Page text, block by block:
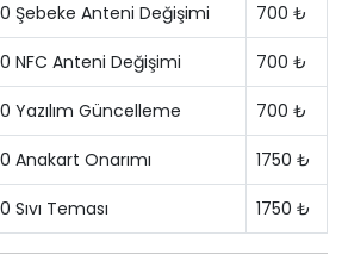
Şebeke Anteni Değişimi 700 ₺
NFC Anteni Değişimi 700 ₺
Yazılım Güncelleme 700 ₺
Anakart Onarımı 1750 ₺
Teması 1750 ₺